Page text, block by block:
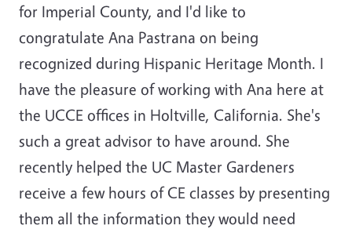
for Imperial County, and I'd like to
congratulate Ana Pastrana on being
recognized during Hispanic Heritage Month. I
have the pleasure of working with Ana here at
the UCCE offices in Holtville, California. She's
such a great advisor to have around. She
recently helped the UC Master Gardeners
receive a few hours of CE classes by presenting
them all the information they would need